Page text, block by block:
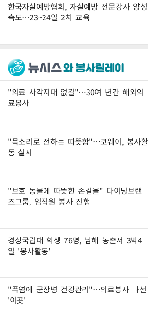
한국자살예방협회, 자살예방 전문강사 양성
속도…23~24일 2차 교육
"의료 사각지대 없길"…30여 년간 해외의
료봉사
"목소리로 전하는 따뜻함"…코웨이, 봉사활
동 실시
"보호 동물에 따뜻한 손길을" 다이닝브랜
즈그룹, 임직원 봉사 진행
경상국립대 학생 76명, 남해 농촌서 3박4
일 '봉사활동'
"폭염에 군장병 건강관리"…의료봉사 나선
'이곳'